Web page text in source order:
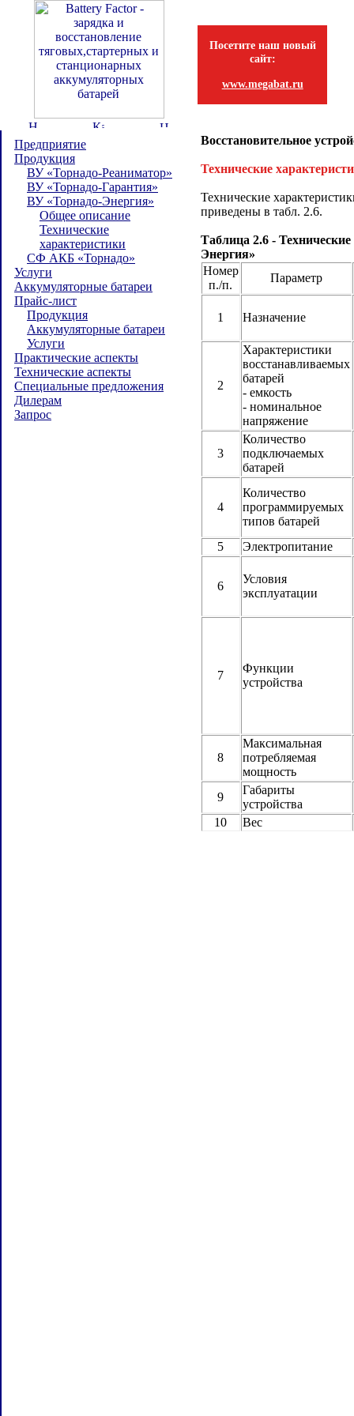
Посетите наш новый
сайт:
www.megabat.ru
Предприятие
Продукция
ВУ «Торнадо-Реаниматор»
ВУ «Торнадо-Гарантия»
ВУ «Торнадо-Энергия»
Общее описание
Технические
характеристики
СФ АКБ «Торнадо»
Услуги
Аккумуляторные батареи
Прайс-лист
Продукция
Аккумуляторные батареи
Услуги
Практические аспекты
Технические аспекты
Специальные предложения
Дилерам
Запрос
Восстановительное
Технические
Технические
приведены в табл. 2.6.
Таблица 2.6 -
Энергия»
Номер
п./п.
Параметр
1 Назначение
2
Характеристики
восстанавливаемых
батарей
- емкость
- номинальное
напряжение
3
Количество
подключаемых
батарей
4
Количество
программируемых
типов батарей
5
Электропитание
6
Условия
эксплуатации
7
Функции
устройства
8
Максимальная
потребляемая
мощность
9
Габариты
устройства
10
Вес